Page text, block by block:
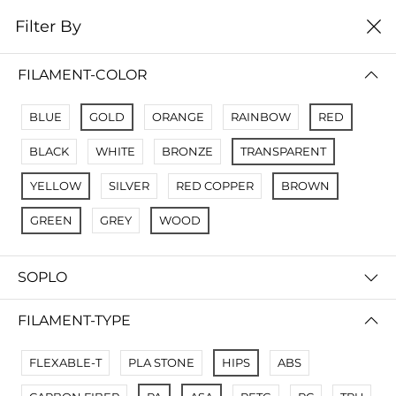
0
No Results
Not Found Filters1
Not Found Filters2
Filter By
FILAMENT-COLOR
BLUE GOLD ORANGE RAINBOW RED
BLACK WHITE BRONZE TRANSPARENT
YELLOW SILVER RED COPPER BROWN
GREEN GREY WOOD
SOPLO
FILAMENT-TYPE
FLEXABLE-T PLA STONE HIPS ABS